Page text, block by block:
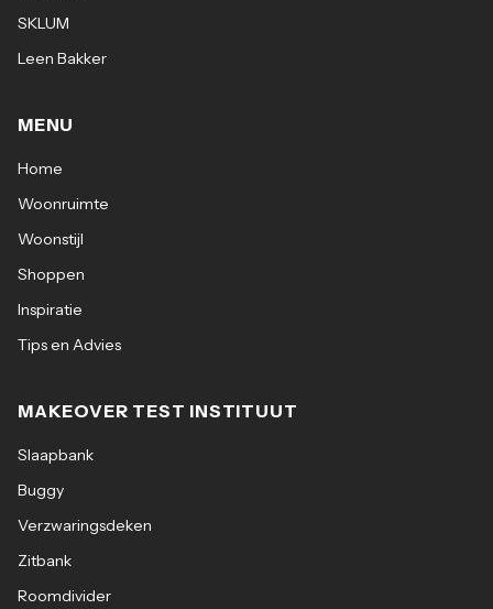
SKLUM
Leen Bakker
MENU
Home
Woonruimte
Woonstijl
Shoppen
Inspiratie
Tips en Advies
MAKEOVER TEST INSTITUUT
Slaapbank
Buggy
Verzwaringsdeken
Zitbank
Roomdivider